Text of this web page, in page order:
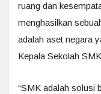
ruang dan
menghasilkan
adalah aset negara
Kepala Sekolah
“SMK adalah solusi